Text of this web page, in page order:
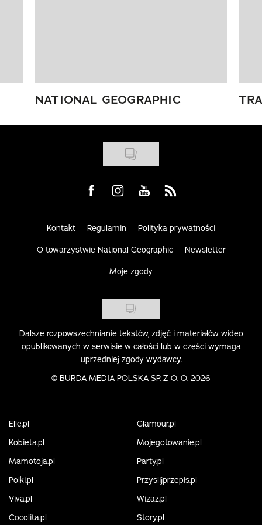
NATIONAL GEOGRAPHIC
Visit us on Facebook
Visit us on Instagram
Visit us on Youtube
Visit us on Rss
Kontakt Regulamin Polityka prywatności
O towarzystwie National Geographic Newsletter
Moje zgody
Dalsze rozpowszechnianie tekstów, zdjęć i materiałów wideo
opublikowanych w serwisie w całości lub w części wymaga
uprzedniej zgody wydawcy.
© BURDA MEDIA POLSKA SP. Z O. O. 2026
Elle.pl
Glamour.pl
Kobieta.pl
Mojegotowanie.pl
Mamotoja.pl
Party.pl
Polki.pl
Przyslijprzepis.pl
Viva.pl
Wizaz.pl
Cocolita.pl
Story.pl